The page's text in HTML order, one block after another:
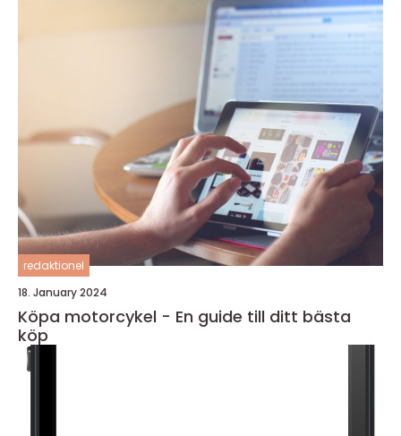
redaktionel
18. January 2024
Köpa motorcykel - En guide till ditt bästa
köp